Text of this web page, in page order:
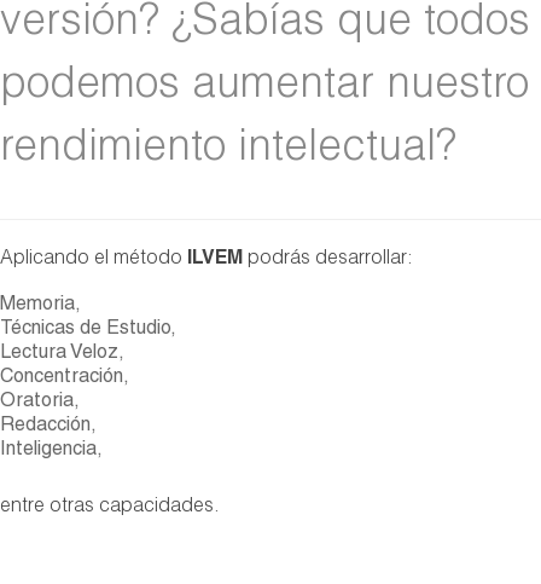
versión? ¿Sabías que todos
podemos aumentar nuestro
rendimiento intelectual?
Aplicando el método ILVEM podrás desarrollar:
Memoria,
Técnicas de Estudio,
Lectura Veloz,
Concentración,
Oratoria,
Redacción,
Inteligencia,
entre otras capacidades.